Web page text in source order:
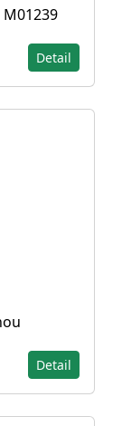
Detail
Detail